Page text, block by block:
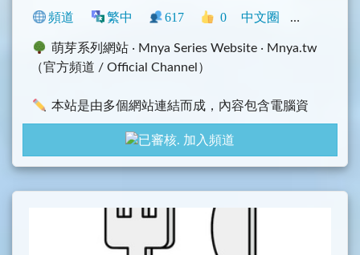
頻道 繁中 617 0 中文圈 臺灣
萌芽系列網站 ‧ Mnya Series Website ‧ Mnya.tw
（官方頻道 / Official Channel）
本站是由多個網站連結而成，內容包含電腦資
訊、學術整理、登山悠遊、公路記錄、美食分享、天
文氣象、音樂娛樂、二次元、遊戲伺服、創作開發等
多個領域，歡迎您常來瀏覽與長期關注！
萌樂 ‧ Meng Yue ：
@mnyue
TG 資訊：
@mnya_tg
加入頻道